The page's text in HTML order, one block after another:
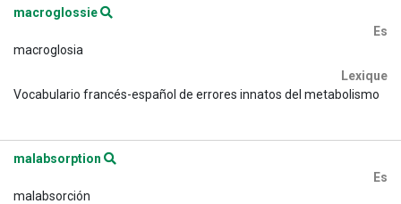
macroglossie
Es
macroglosia
Lexique
Vocabulario francés-español de errores innatos del metabolismo
malabsorption
Es
malabsorción